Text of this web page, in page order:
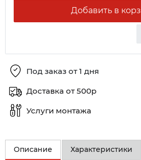
Добавить в
Под заказ от 1 дня
Доставка от 500р
Услуги монтажа
Описание Характеристики